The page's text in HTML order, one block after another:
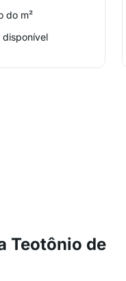
do m²
disponível
Teotônio de